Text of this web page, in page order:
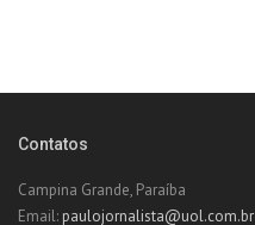
Contatos
Campina Grande, Paraíba
Email: paulojornalista@uol.com.br